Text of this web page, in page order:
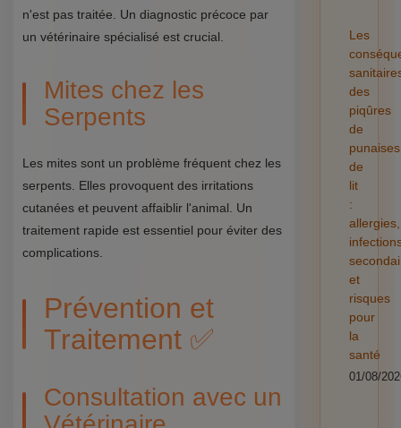
n'est pas traitée. Un diagnostic précoce par
un vétérinaire spécialisé est crucial.
Mites chez les
Serpents
Les mites sont un problème fréquent chez les
serpents. Elles provoquent des irritations
cutanées et peuvent affaiblir l'animal. Un
traitement rapide est essentiel pour éviter des
complications.
Prévention et
Traitement ✅
Consultation avec un
Les
des
piqûres
de
punaises
de
lit
:
allergies,
et
risques
pour
la
santé
01/08/